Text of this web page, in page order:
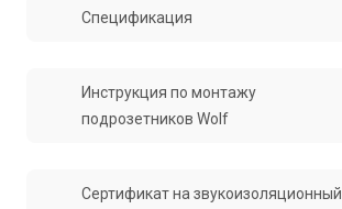
Спецификация
Инструкция по монтажу
подрозетников Wolf
Сертификат на звукоизоляционный